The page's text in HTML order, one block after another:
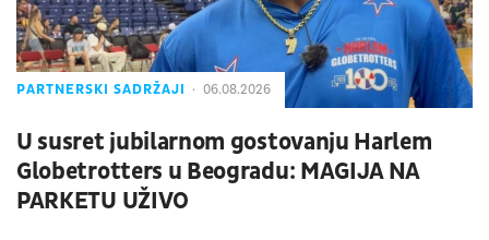
PARTNERSKI SADRŽAJI 06.08.2026
U susret jubilarnom gostovanju Harlem
Globetrotters u Beogradu: MAGIJA NA
PARKETU UŽIVO